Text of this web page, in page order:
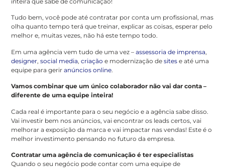
Tudo bem, você pode até contratar por conta um profissional, mas
olha quanto tempo terá que treinar, explicar as coisas, esperar pelo
melhor e, muitas vezes, não há este tempo todo.
Em uma agência vem tudo de uma vez –assessoria de imprensa,
designer,social media,criação e modernização desites e até uma
equipe para geriranúncios online.
Vamos combinar que um único colaborador não vai dar conta –
diferente de uma equipe inteira!
Cada real é importante para o seu negócio e a agência sabe disso.
Vai investir bem nos anúncios, vai encontrar os leads certos, vai
melhorar a exposição da marca e vai impactar nas vendas! Este é o
melhor investimento pensando no futuro da empresa.
Contratar uma agência de comunicação é ter especialistas
Quando o seu negócio pode contar com uma equipe de